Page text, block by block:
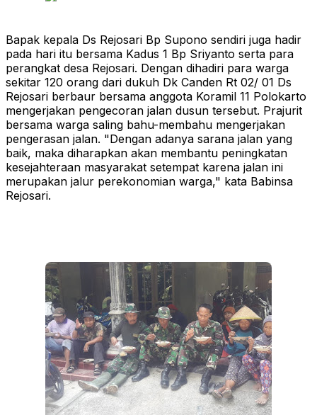
Bapak kepala Ds Rejosari Bp Supono sendiri juga hadir
pada hari itu bersama Kadus 1 Bp Sriyanto serta para
perangkat desa Rejosari. Dengan dihadiri para warga
sekitar 120 orang dari dukuh Dk Canden Rt 02/ 01 Ds
Rejosari berbaur bersama anggota Koramil 11 Polokarto
mengerjakan pengecoran jalan dusun tersebut. Prajurit
bersama warga saling bahu-membahu mengerjakan
pengerasan jalan. "Dengan adanya sarana jalan yang
baik, maka diharapkan akan membantu peningkatan
kesejahteraan masyarakat setempat karena jalan ini
merupakan jalur perekonomian warga," kata Babinsa
Rejosari.